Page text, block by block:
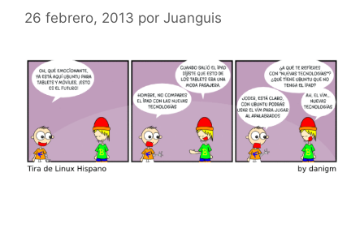
26 febrero, 2013 por Juanguis